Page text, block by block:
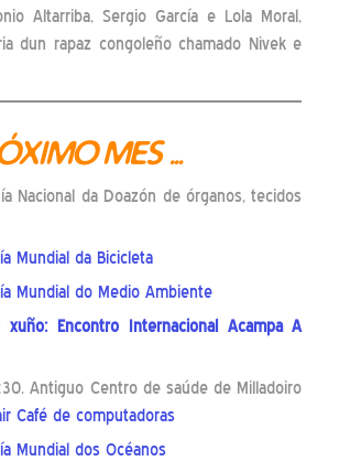
Altarriba, Sergio García e Lola Moral,
dun rapaz congoleño chamado Nivek e
MES …
Nacional da Doazón de órganos, tecidos
Mundial da Bicicleta
Mundial do Medio Ambiente
Encontro Internacional Acampa A
Antiguo Centro de saúde de Milladoiro
Café de computadoras
Mundial dos Océanos